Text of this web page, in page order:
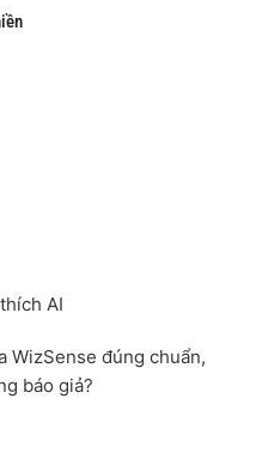
AI
WizSense đúng chuẩn,
báo giả?